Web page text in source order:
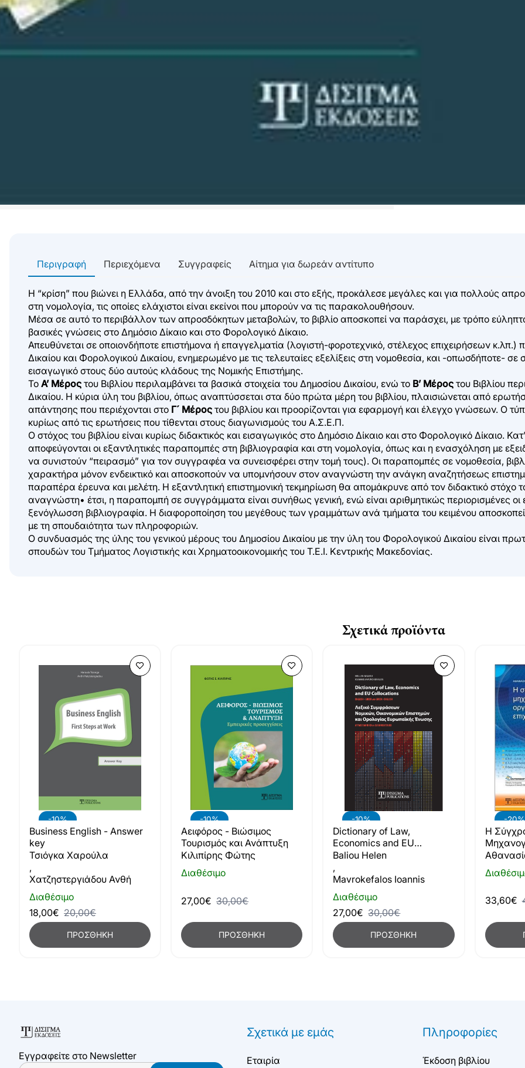
Περιγραφή Περιεχόμενα Συγγραφείς Αίτημα για δωρεάν αντίτυπο
Η “κρίση” που βιώνει η Ελλάδα, από την άνοιξη του 2010 και στο εξής, προκάλεσε μεγάλες και για πολλούς
στη νομολογία, τις οποίες ελάχιστοι είναι εκείνοι που μπορούν να τις παρακολουθήσουν.
Μέσα σε αυτό το περιβάλλον των απροσδόκητων μεταβολών, το βιβλίο αποσκοπεί να παράσχει, με τρόπο
βασικές γνώσεις στο Δημόσιο Δίκαιο και στο Φορολογικό Δίκαιο.
Απευθύνεται σε οποιονδήποτε επιστήμονα ή επαγγελματία (λογιστή-φοροτεχνικό, στέλεχος επιχειρήσεων κ.λπ.)
Δικαίου και Φορολογικού Δικαίου, ενημερωμένο με τις τελευταίες εξελίξεις στη νομοθεσία, και -οπωσδήποτε- σε
εισαγωγικό στους δύο αυτούς κλάδους της Νομικής Επιστήμης.
Το Α’ Μέρος του Βιβλίου περιλαμβάνει τα βασικά στοιχεία του Δημοσίου Δικαίου, ενώ το Β’ Μέρος του Βιβλίου
Δικαίου. Η κύρια ύλη του βιβλίου, όπως αναπτύσσεται στα δύο πρώτα μέρη του βιβλίου, πλαισιώνεται από
απάντησης που περιέχονται στο Γ´ Μέρος του βιβλίου και προορίζονται για εφαρμογή και έλεγχο γνώσεων. Ο
κυρίως από τις ερωτήσεις που τίθενται στους διαγωνισμούς του Α.Σ.Ε.Π.
Ο στόχος του βιβλίου είναι κυρίως διδακτικός και εισαγωγικός στο Δημόσιο Δίκαιο και στο Φορολογικό Δίκαιο.
αποφεύγονται οι εξαντλητικές παραπομπές στη βιβλιογραφία και στη νομολογία, όπως και η ενασχόληση με
να συνιστούν “πειρασμό” για τον συγγραφέα να συνεισφέρει στην τομή τους). Οι παραπομπές σε νομοθεσία,
χαρακτήρα μόνον ενδεικτικό και αποσκοπούν να υπομνήσουν στον αναγνώστη την ανάγκη αναζητήσεως
παραπέρα έρευνα και μελέτη. Η εξαντλητική επιστημονική τεκμηρίωση θα απομάκρυνε από τον διδακτικό στόχο
αναγνώστη• έτσι, η παραπομπή σε συγγράμματα είναι συνήθως γενική, ενώ είναι αριθμητικώς περιορισμένες οι
ξενόγλωσση βιβλιογραφία. Η διαφοροποίηση του μεγέθους των γραμμάτων ανά τμήματα του κειμένου
με τη σπουδαιότητα των πληροφοριών.
Ο συνδυασμός της ύλης του γενικού μέρους του Δημοσίου Δικαίου με την ύλη του Φορολογικού Δικαίου είναι
σπουδών του Τμήματος Λογιστικής και Χρηματοοικονομικής του Τ.Ε.Ι. Κεντρικής Μακεδονίας.
Σχετικά προϊόντα
-10%
Διαθέσιμο
Business English - Answer
key
Τσιόγκα Χαρούλα
,
Χατζηστεργιάδου Ανθή
18,00€ 20,00€
ΠΡΟΣΘΉΚΗ
-10%
Διαθέσιμο
Αειφόρος - Βιώσιμος
Τουρισμός και Ανάπτυξη
Κιλιπίρης Φώτης
27,00€ 30,00€
ΠΡΟΣΘΉΚΗ
-10%
Διαθέσιμο
Dictionary of Law,
Economics and EU
Collocations - Λεξικό
Οικονομικών Επιστημών και
Ένωσης
Baliou Helen
,
Mavrokefalos Ioannis
27,00€ 30,00€
ΠΡΟΣΘΉΚΗ
-20%
Η
33,60€
Εγγραφείτε στο Newsletter
Σχετικά με εμάς
Εταιρία
Πληροφορίες
Έκδοση βιβλίου